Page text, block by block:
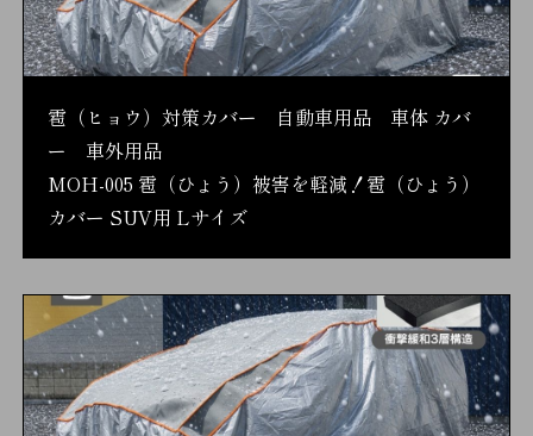
雹（ヒョウ）対策カバー 自動車用品 車体 カバ
ー 車外用品
MOH-005 雹（ひょう）被害を軽減！雹（ひょう）
カバー SUV用 Lサイズ